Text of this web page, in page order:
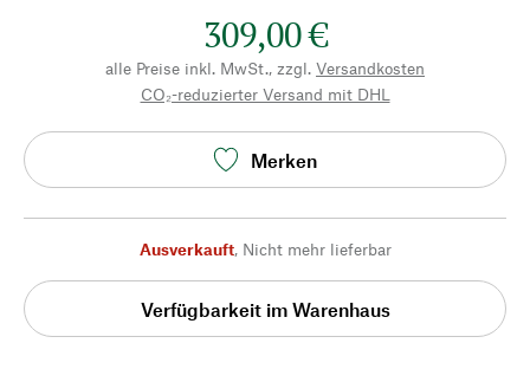
309,00 €
alle Preise inkl. MwSt., zzgl. Versandkosten
CO₂-reduzierter Versand mit DHL
Merken
Ausverkauft, Nicht mehr lieferbar
Verfügbarkeit im Warenhaus